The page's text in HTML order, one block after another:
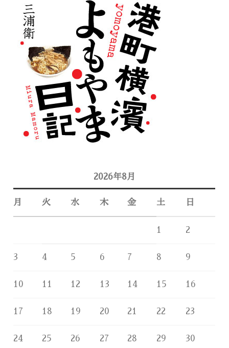
2026年8月
月 火 水 木 金 土 日
1 2
3 4 5 6 7 8 9
10 11 12 13 14 15 16
17 18 19 20 21 22 23
24 25 26 27 28 29 30